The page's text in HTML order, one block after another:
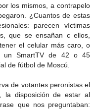
los mismos, a contrapelo
¿Cuantos de estas
parecen víctimas
que se ensañan c ellos,
el celular más caro, o
un SmartTV de 42 o 45
de fútbol de Moscú.
de votantes peronistas el
la disposición de estar al
que nos preguntaban: